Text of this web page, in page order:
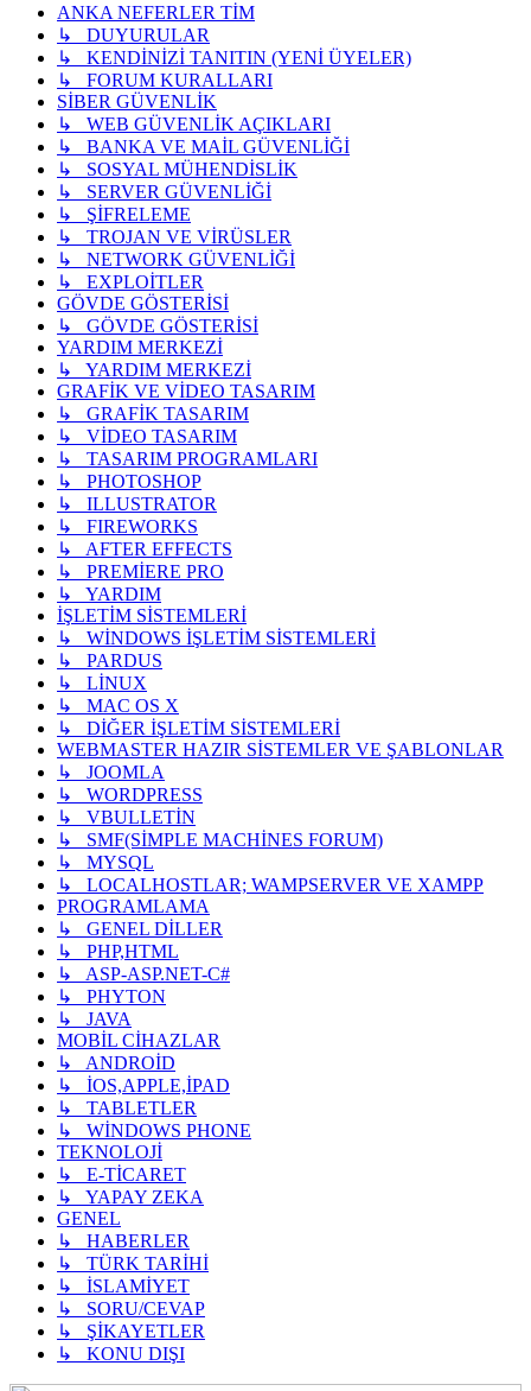
ANKA NEFERLER TİM
↳ DUYURULAR
↳ KENDİNİZİ TANITIN (YENİ ÜYELER)
↳ FORUM KURALLARI
SİBER GÜVENLİK
↳ WEB GÜVENLİK AÇIKLARI
↳ BANKA VE MAİL GÜVENLİĞİ
↳ SOSYAL MÜHENDİSLİK
↳ SERVER GÜVENLİĞİ
↳ ŞİFRELEME
↳ TROJAN VE VİRÜSLER
↳ NETWORK GÜVENLİĞİ
↳ EXPLOİTLER
GÖVDE GÖSTERİSİ
↳ GÖVDE GÖSTERİSİ
YARDIM MERKEZİ
↳ YARDIM MERKEZİ
GRAFİK VE VİDEO TASARIM
↳ GRAFİK TASARIM
↳ VİDEO TASARIM
↳ TASARIM PROGRAMLARI
↳ PHOTOSHOP
↳ ILLUSTRATOR
↳ FIREWORKS
↳ AFTER EFFECTS
↳ PREMİERE PRO
↳ YARDIM
İŞLETİM SİSTEMLERİ
↳ WİNDOWS İŞLETİM SİSTEMLERİ
↳ PARDUS
↳ LİNUX
↳ MAC OS X
↳ DİĞER İŞLETİM SİSTEMLERİ
WEBMASTER HAZIR SİSTEMLER VE ŞABLONLAR
↳ JOOMLA
↳ WORDPRESS
↳ VBULLETİN
↳ SMF(SİMPLE MACHİNES FORUM)
↳ MYSQL
↳ LOCALHOSTLAR; WAMPSERVER VE XAMPP
PROGRAMLAMA
↳ GENEL DİLLER
↳ PHP,HTML
↳ ASP-ASP.NET-C#
↳ PHYTON
↳ JAVA
MOBİL CİHAZLAR
↳ ANDROİD
↳ İOS,APPLE,İPAD
↳ TABLETLER
↳ WİNDOWS PHONE
TEKNOLOJİ
↳ E-TİCARET
↳ YAPAY ZEKA
GENEL
↳ HABERLER
↳ TÜRK TARİHİ
↳ İSLAMİYET
↳ SORU/CEVAP
↳ ŞİKAYETLER
↳ KONU DIŞI